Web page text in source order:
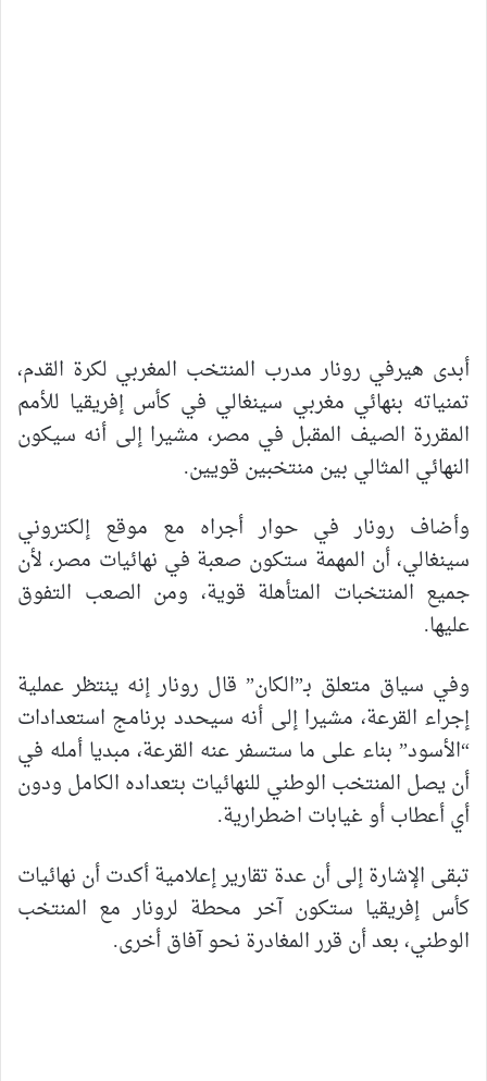
أبدى هيرفي رونار مدرب المنتخب المغربي لكرة القدم،
تمنياته بنهائي مغربي سينغالي في كأس إفريقيا للأمم
المقررة الصيف المقبل في مصر، مشيرا إلى أنه سيكون
النهائي المثالي بين منتخبين قويين.
وأضاف رونار في حوار أجراه مع موقع إلكتروني
سينغالي، أن المهمة ستكون صعبة في نهائيات مصر، لأن
جميع المنتخبات المتأهلة قوية، ومن الصعب التفوق
عليها.
وفي سياق متعلق بـ”الكان” قال رونار إنه ينتظر عملية
إجراء القرعة، مشيرا إلى أنه سيحدد برنامج استعدادات
“الأسود” بناء على ما ستسفر عنه القرعة، مبديا أمله في
أن يصل المنتخب الوطني للنهائيات بتعداده الكامل ودون
أي أعطاب أو غيابات اضطرارية.
تبقى الإشارة إلى أن عدة تقارير إعلامية أكدت أن نهائيات
كأس إفريقيا ستكون آخر محطة لرونار مع المنتخب
الوطني، بعد أن قرر المغادرة نحو آفاق أخرى.